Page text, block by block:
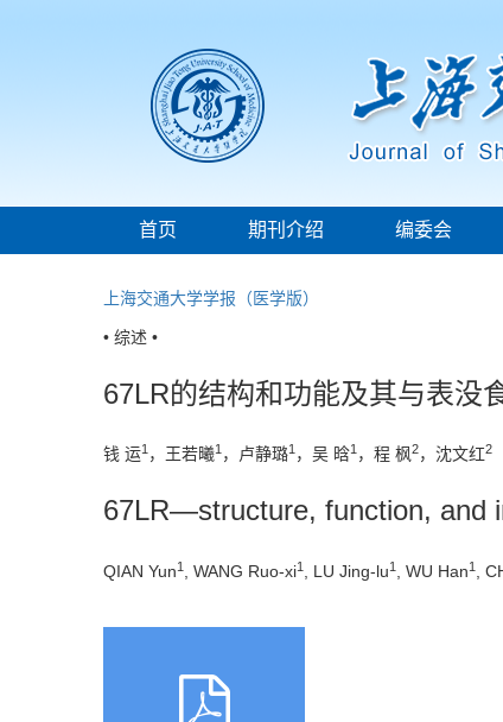
首页 期刊介绍 编委会
上海交通大学学报（医学版）
• 综述 •
67LR的结构和功能及其与表没
钱 运1 ，王若曦1 ，卢静璐1 ，吴 晗1 ，程 枫2，沈文红2
67LR—structure, function, and
QIAN Yun1 , WANG Ruo-xi1 , LU Jing-lu1 , WU Han1 ,